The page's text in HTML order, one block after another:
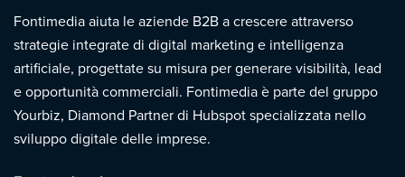
Fontimedia aiuta le aziende B2B a crescere attraverso
strategie integrate di digital marketing e intelligenza
artificiale, progettate su misura per generare visibilità, lead
e opportunità commerciali. Fontimedia è parte del gruppo
Yourbiz, Diamond Partner di Hubspot specializzata nello
sviluppo digitale delle imprese.